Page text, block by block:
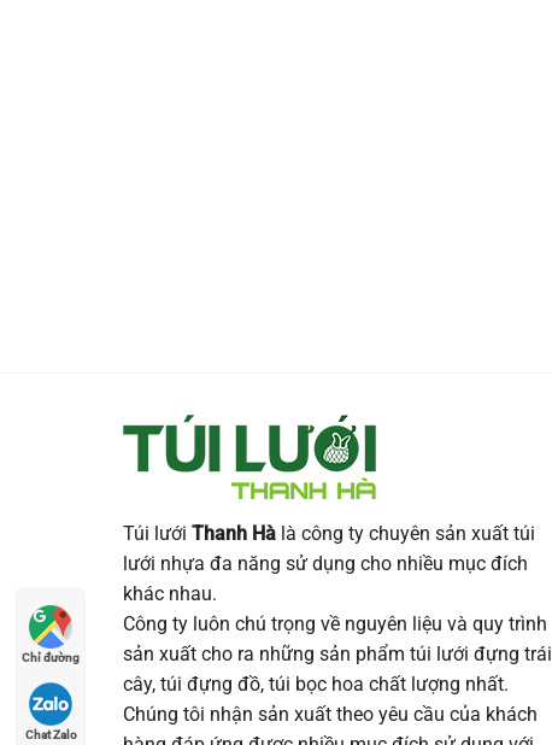
Túi lưới Thanh Hà là công ty chuyên sản xuất túi
lưới nhựa đa năng sử dụng cho nhiều mục đích
khác nhau.
Công ty luôn chú trọng về nguyên liệu và quy trình
sản xuất cho ra những sản phẩm túi lưới đựng trái
cây, túi đựng đồ, túi bọc hoa chất lượng nhất.
Chúng tôi nhận sản xuất theo yêu cầu của khách
Chỉ đường
Chat Zalo